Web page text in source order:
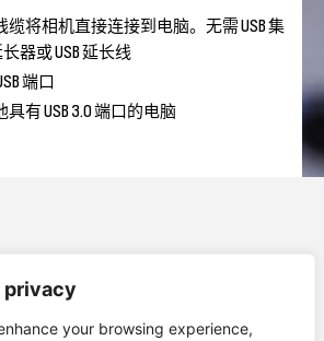
privacy
your browsing experience,
缆将相机直接连接到电脑。无需 USB 集
器或 USB 延长线
端口
有 USB 3.0 端口的电脑
0